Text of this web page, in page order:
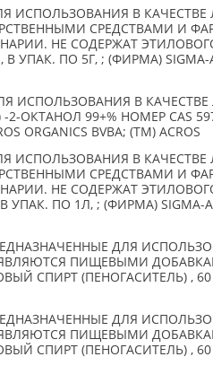
В КАЧЕСТВЕ
СРЕДСТВАМИ И
НЕ СОДЕРЖАТ ЭТИЛОВОГО
УПАК. ПО 5Г, ; (ФИРМА) SIGMA-
ИСПОЛЬЗОВАНИЯ В
-2-ОКТАНОЛ 99+% НОМЕР CAS
ORGANICS BVBA; (TM) ACROS
В КАЧЕСТВЕ
СРЕДСТВАМИ И
НЕ СОДЕРЖАТ
УПАК. ПО 1Л, ; (ФИРМА) SIGMA-
ДЛЯ
ПИЩЕВЫМИ
СПИРТ (ПЕНОГАСИТЕЛЬ) ,
ДЛЯ
ПИЩЕВЫМИ
СПИРТ (ПЕНОГАСИТЕЛЬ) ,